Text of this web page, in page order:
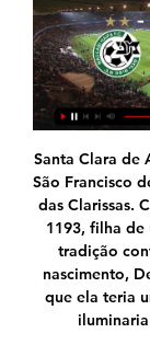
Santa Clara de Assis, filha espiritual de São Francisco de Assis, foi a fundadora das Clarissas. Clara nasceu no ano de 1193, filha de uma família ilustre. A tradição conta que antes de seu nascimento, Deus revelou à sua mãe que ela teria uma brilhante luz, que iluminaria o mundo inteiro.

Guia de Jogos na TV - Hoje - Ao Vivo e Online ... Maccabi Tel Aviv, com Kiko Bondoso, venceu a Taça da Liga Israelita Haifa é em tempo real, atualizado ao vivo. Próximos jogos: 15.02. M. Haifa - Gent, 18.02.

O Santos apenas empatou com a Ponte Preta por 1 a 1 nesta quinta-feira, no estádio Moisés Lucarelli, em Campinas, em jogo válido pela 27ª rodada do Campeonato Brasileiro. O resultado devolve a segunda colocação ao alvinegro praiano, mas deixa os santistas a 10 …

Busque Banco Itau. Localize Rio nova recreio. Tudo sobre serviçõs em Rio de janeiro no bairro de Barra da tijuca. Portal sobre Agências Bancárias. Banco Itau Rio nova recreio – Barra da tijuca – Rio de janeiro no Rio de Janeiro Instituição Financeira: Banco Itau Agência Bancária: Agência do Banco Itau Rio nova recreio Número […]

Mata-mata da Liga Conferência: datas, onde assistir ao Acompanhe ao vivo o Maccabi Haifa Gent, 15 fevereiro 2024. Resultado, escalação, jogadores e estatísticas em direto.

Transmissão Vilinha – Corinthians x Chapecoense Já se inscreveu na Corinthians TV? Então inscreva-se e confira tudo que acontece no dia a dia do Timão: bit.ly/CorinthiansTV Experimente 1 mês grátis… Continue reading "AO VIVO – NARRAÇÃO CORINTHIANS X CHAPECONSE – BRASILEIRÃO 2019"

Assista PONTE PRETA X SÃO PAULO ao vivo na Globo – 25/11/2012 25/11/2012 por theihds Deixe um comentário A Rede Globo exibe neste domingo, dia 25, o confronto Ponte Preta x São Paulo , a partir das 17h, pelo horário de Brasília.

Dos 31 clubes da 4a Divisão, apenas 18 vão encarar a quartona! Os tradicionais Canto do Rio e Rubro ficaram de fora. Na Fase Preliminar, os quatro participantes se enfrentam em turno e returno. Os dois primeiros colocados avançam à 1a Fase. Na 1a Fase, teremos turno e returno dentro das chaves

Vasco e Avaí se enfrentam nesta quinta-feira (14), às 21h30, no Estádio São Januário, no Rio de Janeiro (RJ), pela rodada de ida da terceira fase da Copa do Brasil. A partida terá transmissão ao vivo online do SporTV (tv fechada). O SporTV Play transmite o jogo Vasco x Avaí ao vivo online

Assistir Paraná Clube x ASA-AL pela Copa do Brasil ao vivo, online, grátis. um deles certamente está transmitindo o jogo Paraná Clube x ASA-AL ao vivo, online. Selecione o canal desejado (abrirá uma nova janela): STV1. STV2.. criado com a finalidade de facilitar a busca de transmissões de jogos de futebol ao vivo.

Termina a partida! Triunfo do SL Benfica por 4-0 na recepção ao GD Chaves, em jogo que encerrou a 23.ª jornada da Liga NOS. Rafa (19'), João Félix (37'), Seferovic (43') e Jonas (90') foram os autores dos golos.

Flamengo x Santos Assistir Transmissão Flamengo x Santos Ao Vivo Mais informações Encontre este Pin e muitos outros na pasta BBB14 Ao Vivo de Tretando Sites .

Passagem de ônibus de Rodoviária Jabaquara, SP para Paraty, RJ. Horário de ônibus e preço das passagens da Reunidas Paulista saindo de Rodoviária Jabaquara, SP para Paraty, RJ

O Palmeiras enfrenta, neste sábado (27), o Vasco da Gama, pela décima segunda rodada do Campeonato Brasileiro. A partida acontece às 17h, no horário de Brasília, na Arena Palmeiras, em São Paulo – SP. O Verdão, atualmente, tem 26 pontos e divide a liderança com …

Maccabi Haifa FC Gent em directo há 10 horas — Ver resumo Maccabi Haifa e Gent se enfrentam pela ida da 2ª fase da Liga da Conferência. Apesar de não poder jogar em seu país, o Maccabi ...

By sporte77_wp2 On 2 de março de 2019 Tagged ao vivo, ao vivo - campeonato espanhol, barcelona, campeonato espanhol, football, futebol, futebol vive, goal, golo, gols, jogo, jogo ao vivo, jogos do dia, la liga, melhores momentos, messi, partida, partida de futebol, real madrid, real